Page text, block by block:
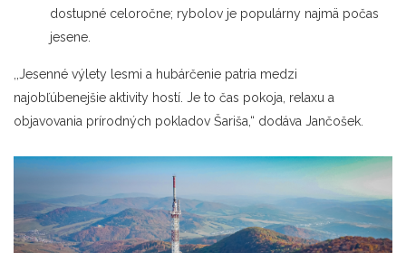
dostupné celoročne; rybolov je populárny najmä počas
jesene.
,,Jesenné výlety lesmi a hubárčenie patria medzi
najobľúbenejšie aktivity hostí. Je to čas pokoja, relaxu a
objavovania prírodných pokladov Šariša,“ dodáva Jančošek.